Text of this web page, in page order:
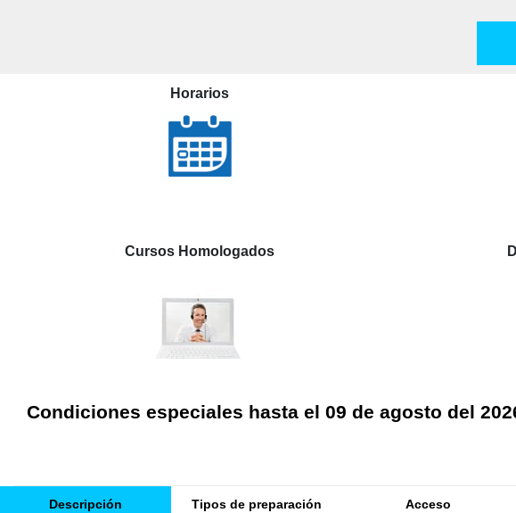
Horarios
Cursos Homologados
Condiciones especiales hasta el 09 de agosto del
Descripción Tipos de preparación Acceso